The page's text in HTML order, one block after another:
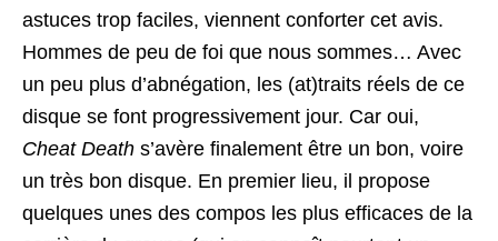
astuces trop faciles, viennent conforter cet avis.
Hommes de peu de foi que nous sommes… Avec
un peu plus d’abnégation, les (at)traits réels de ce
disque se font progressivement jour. Car oui,
Cheat Death s’avère finalement être un bon, voire
un très bon disque. En premier lieu, il propose
quelques unes des compos les plus efficaces de la